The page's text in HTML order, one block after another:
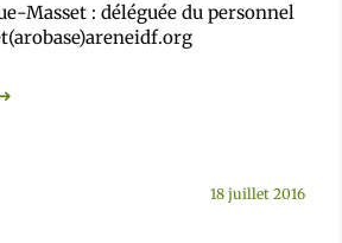
Masset : déléguée du personnel
18 juillet 2016